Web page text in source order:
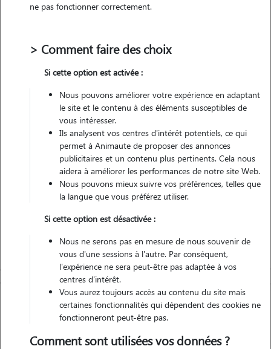
Véhiculé
Contacter
L'envoi d'une demande est sans engagement
ne pas fonctionner correctement.
> Comment faire des choix
Si cette option est activée :
Nous pouvons améliorer votre expérience en adaptant
le site et le contenu à des éléments susceptibles de
vous intéresser.
Ils analysent vos centres d'intérêt potentiels, ce qui
permet à Animaute de proposer des annonces
publicitaires et un contenu plus pertinents. Cela nous
aidera à améliorer les performances de notre site Web.
Nous pouvons mieux suivre vos préférences, telles que
la langue que vous préférez utiliser.
Si cette option est désactivée :
Nous ne serons pas en mesure de nous souvenir de
vous d'une sessions à l'autre. Par conséquent,
l'expérience ne sera peut-être pas adaptée à vos
centres d'intérêt.
Vous aurez toujours accès au contenu du site mais
certaines fonctionnalités qui dépendent des cookies ne
fonctionneront peut-être pas.
Comment sont utilisées vos données ?